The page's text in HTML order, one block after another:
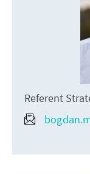
Referent